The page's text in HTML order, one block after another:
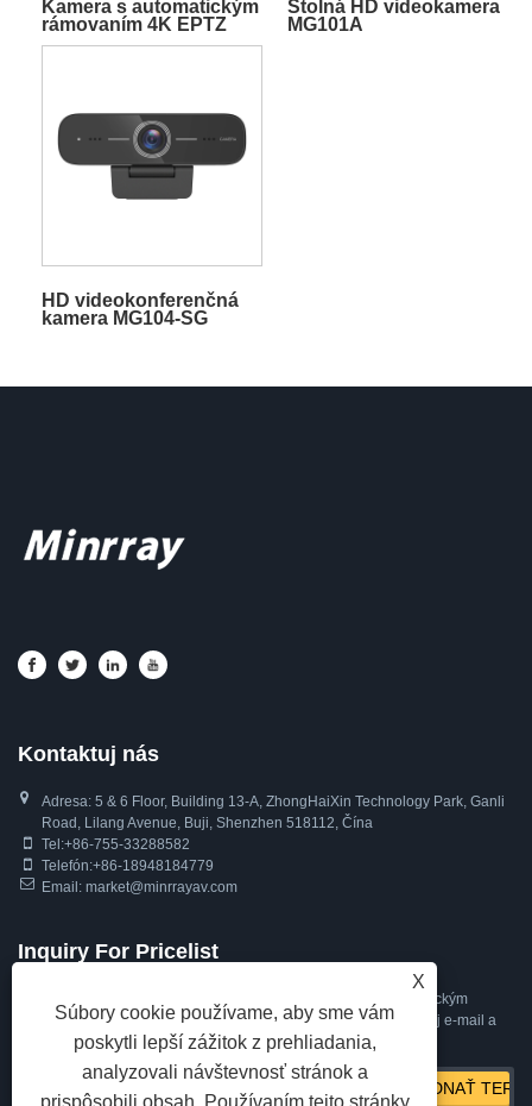
Kamera s automatickým
rámovaním 4K EPTZ
MG200C
Stolná HD videokamera
MG101A
HD videokonferenčná
kamera MG104-SG
Kontaktuj nás
Adresa: 5 & ​​6 Floor, Building 13-A, ZhongHaiXin Technology Park, Ganli
Road, Lilang Avenue, Buji, Shenzhen 518112, Čína
Tel:+86-755-33288582
Telefón:+86-18948184779
Email: market@minrrayav.com
Inquiry For Pricelist
Ak máte otázky týkajúce sa našej PTZ kamery, kamery s automatickým
sledovaním, webovej kamery alebo cenníka, zanechajte nám svoj e-mail a
my sa vám ozveme do 24 hodín.
X
Súbory cookie používame, aby sme vám
poskytli lepší zážitok z prehliadania,
analyzovali návštevnosť stránok a
prispôsobili obsah. Používaním tejto stránky